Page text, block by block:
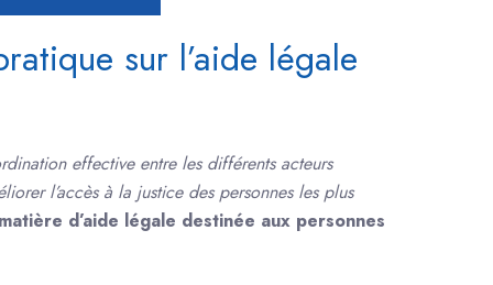
sur l’aide légale
effective entre les différents acteurs
l’accès à la justice des personnes les plus
d’aide légale destinée aux personnes